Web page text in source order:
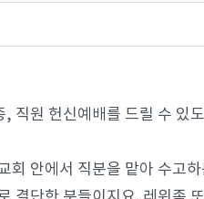
직원 헌신예배를 드릴 수 있
회 안에서 직분을 맡아 수고